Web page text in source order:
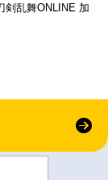
剣乱舞ONLINE 加